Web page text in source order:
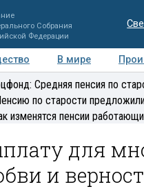
Собрания
Федерации
В мире
Регионы
Средняя пенсия по
по старости
изменятся пенсии
для
и